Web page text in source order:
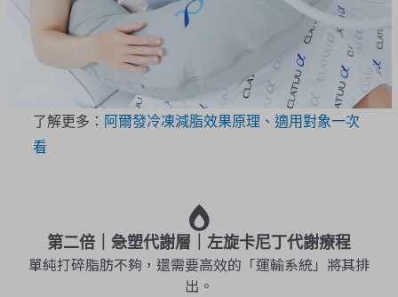
了解更多： 阿爾發冷凍減脂效果原理、適用對象一次
看
第二倍｜急塑代謝層｜左旋卡尼丁代謝療程
單純打碎脂肪不夠，還需要高效的「運輸系統」將其排
出。